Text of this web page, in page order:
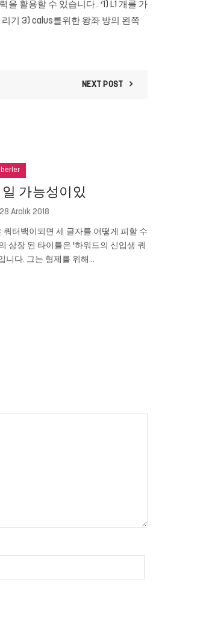
활용할 수 있습니다.. ‘1) L1 개를 가
기 3) calus를위한 왕좌 방의 왼쪽
NEXT POST
일 가능성이있
28 Aralık 2018
터백이되면 세 글자를 어떻게 피할 수
상장 된 타이틀은 '하워드의 신입생 쿼
니다. 그는 형제를 위해...